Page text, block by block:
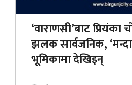
‘वाराणसी’बाट प्रियंका
झलक सार्वजनिक,
भूमिकामा देखिइन्